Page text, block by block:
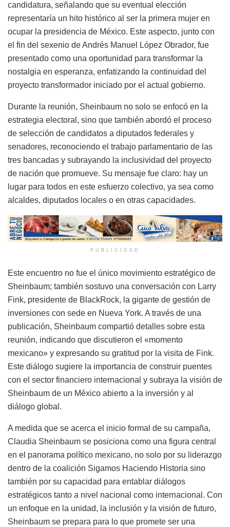
candidatura, señalando que su eventual elección
representaría un hito histórico al ser la primera mujer en
ocupar la presidencia de México. Este aspecto, junto con
el fin del sexenio de Andrés Manuel López Obrador, fue
presentado como una oportunidad para transformar la
nostalgia en esperanza, enfatizando la continuidad del
proyecto transformador iniciado por el actual gobierno.
Durante la reunión, Sheinbaum no solo se enfocó en la
estrategia electoral, sino que también abordó el proceso
de selección de candidatos a diputados federales y
senadores, reconociendo el trabajo parlamentario de las
tres bancadas y subrayando la inclusividad del proyecto
de nación que promueve. Su mensaje fue claro: hay un
lugar para todos en este esfuerzo colectivo, ya sea como
alcaldes, diputados locales o en otras capacidades.
PUBLICIDAD
Este encuentro no fue el único movimiento estratégico de
Sheinbaum; también sostuvo una conversación con Larry
Fink, presidente de BlackRock, la gigante de gestión de
inversiones con sede en Nueva York. A través de una
publicación, Sheinbaum compartió detalles sobre esta
reunión, indicando que discutieron el «momento
mexicano» y expresando su gratitud por la visita de Fink.
Este diálogo sugiere la importancia de construir puentes
con el sector financiero internacional y subraya la visión de
Sheinbaum de un México abierto a la inversión y al
diálogo global.
A medida que se acerca el inicio formal de su campaña,
Claudia Sheinbaum se posiciona como una figura central
en el panorama político mexicano, no solo por su liderazgo
dentro de la coalición Sigamos Haciendo Historia sino
también por su capacidad para entablar diálogos
estratégicos tanto a nivel nacional como internacional. Con
un enfoque en la unidad, la inclusión y la visión de futuro,
Sheinbaum se prepara para lo que promete ser una